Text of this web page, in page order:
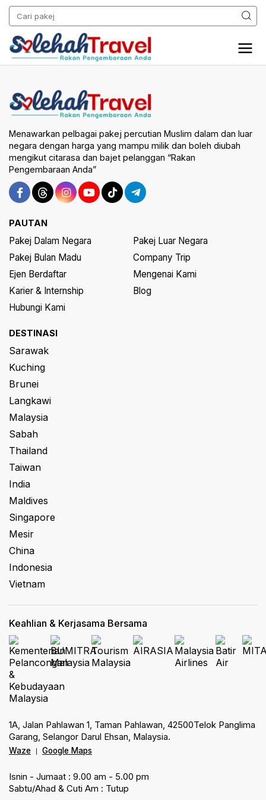
Menawarkan pelbagai pakej percutian Muslim dalam dan luar
negara dengan harga yang mampu milik dan boleh diubah
mengikut citarasa dan bajet pelanggan “Rakan
Pengembaraan Anda”
PAUTAN
Pakej Dalam Negara
Pakej Luar Negara
Pakej Bulan Madu
Company Trip
Ejen Berdaftar
Mengenai Kami
Karier & Internship
Blog
Hubungi Kami
DESTINASI
Sarawak
Kuching
Brunei
Langkawi
Malaysia
Sabah
Thailand
Taiwan
India
Maldives
Singapore
Mesir
China
Indonesia
Vietnam
Keahlian & Kerjasama Bersama
1A, Jalan Pahlawan 1, Taman Pahlawan, 42500Telok Panglima
Garang, Selangor Darul Ehsan, Malaysia.
Waze Google Maps
Isnin - Jumaat : 9.00 am - 5.00 pm
Sabtu/Ahad & Cuti Am : Tutup